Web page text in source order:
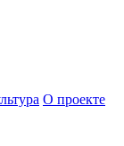
О проекте